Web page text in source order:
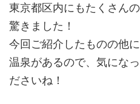
東京都区内にもたくさん
驚きました！
今回ご紹介したものの他
温泉があるので、気にな
ださいね！